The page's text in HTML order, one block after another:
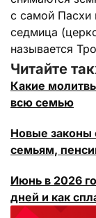
с самой Пасхи
седмица
называется
Читайте
Какие
всю семью
Новые законы
семьям,
Июнь в 2026
дней и как